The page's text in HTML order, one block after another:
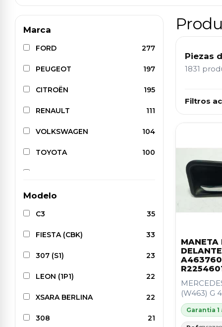
Marca
FORD 277
PEUGEOT 197
CITROËN 195
RENAULT 111
VOLKSWAGEN 104
TOYOTA 100
FIAT
NISSAN 77
OPEL 71
MERCEDES-BENZ 70
AUDI 60
BMW 53
HONDA 30
Modelo
C3 35
FIESTA (CBK) 33
307 (S1) 23
LEON (1P1) 22
XSARA BERLINA 22
308 21
Piezas
1831
Filtros
MANETA
(W463) G
Garantia 1